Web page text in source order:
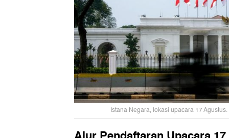
Istana Negara, lokasi upacara 17